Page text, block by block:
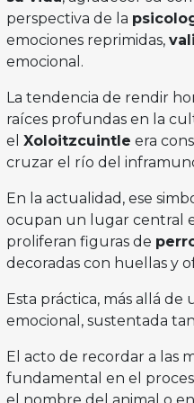
perspectiva de la
emociones reprimidas,
emocional.
La tendencia de rendir
raíces profundas en la
el Xoloitzcuintle era
cruzar el río del
En la actualidad, ese
ocupan un lugar central
proliferan figuras de
decoradas con huellas y
Esta práctica, más allá
emocional, sustentada
El acto de recordar a las
fundamental en el